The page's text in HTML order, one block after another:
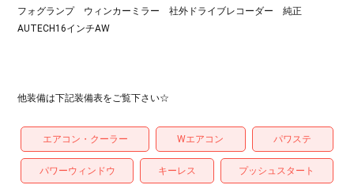
フォグランプ ウィンカーミラー 社外ドライブレコーダー 純正
AUTECH16インチAW
他装備は下記装備表をご覧下さい☆
エアコン・クーラー Wエアコン パワステ
パワーウィンドウ キーレス プッシュスタート